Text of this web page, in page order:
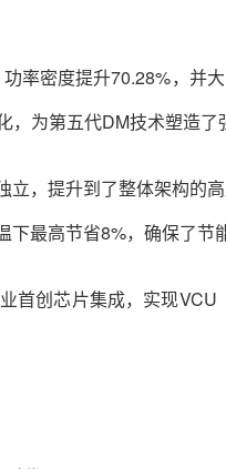
率密度提升70.28%，并
为第五代DM技术塑造了
，提升到了整体架构的
最高节省8%，确保了节
首创芯片集成，实现